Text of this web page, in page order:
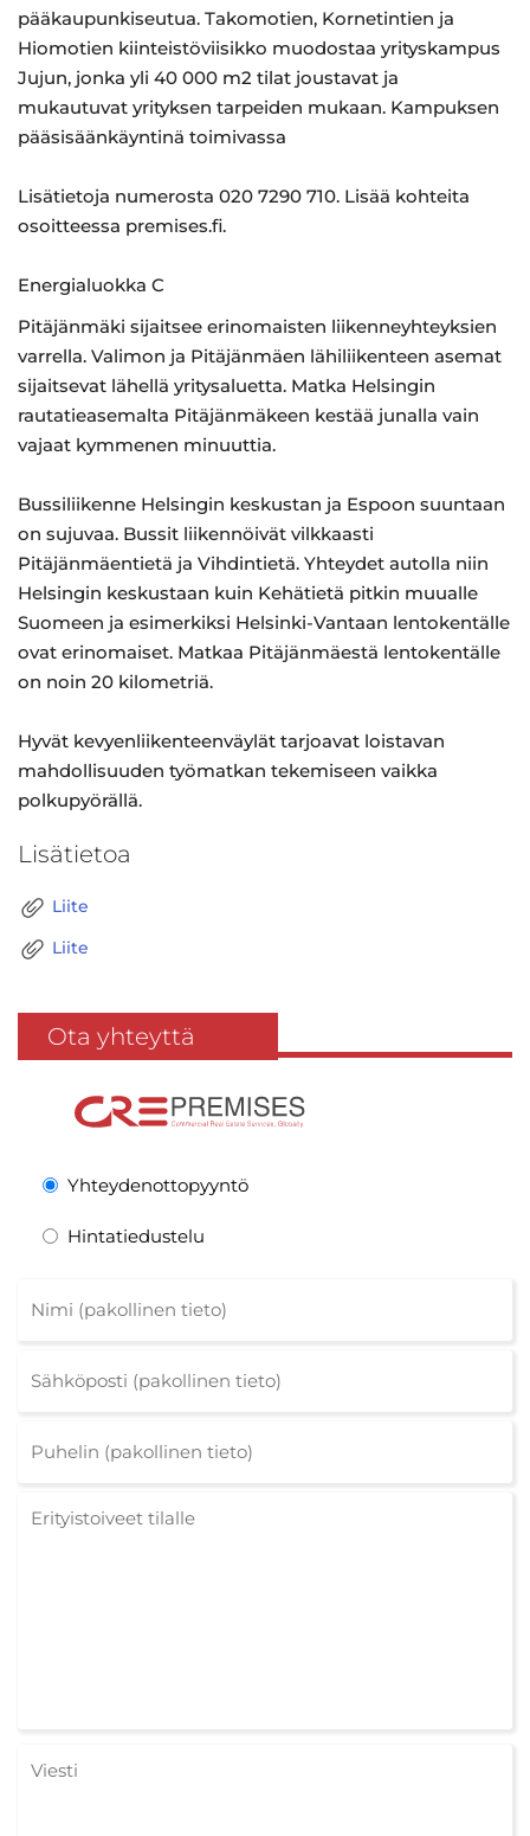
pääkaupunkiseutua. Takomotien, Kornetintien ja
Hiomotien kiinteistöviisikko muodostaa yrityskampus
Jujun, jonka yli 40 000 m2 tilat joustavat ja
mukautuvat yrityksen tarpeiden mukaan. Kampuksen
pääsisäänkäyntinä toimivassa
Lisätietoja numerosta 020 7290 710. Lisää kohteita
osoitteessa premises.fi.
Energialuokka C
Pitäjänmäki sijaitsee erinomaisten liikenneyhteyksien
varrella. Valimon ja Pitäjänmäen lähiliikenteen asemat
sijaitsevat lähellä yritysaluetta. Matka Helsingin
rautatieasemalta Pitäjänmäkeen kestää junalla vain
vajaat kymmenen minuuttia.
Bussiliikenne Helsingin keskustan ja Espoon suuntaan
on sujuvaa. Bussit liikennöivät vilkkaasti
Pitäjänmäentietä ja Vihdintietä. Yhteydet autolla niin
Helsingin keskustaan kuin Kehätietä pitkin muualle
Suomeen ja esimerkiksi Helsinki-Vantaan lentokentälle
ovat erinomaiset. Matkaa Pitäjänmäestä lentokentälle
on noin 20 kilometriä.
Hyvät kevyenliikenteenväylät tarjoavat loistavan
mahdollisuuden työmatkan tekemiseen vaikka
polkupyörällä.
Lisätietoa
Liite
Liite
Ota yhteyttä
Yhteydenottopyyntö
Hintatiedustelu